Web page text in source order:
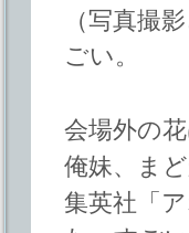
（写真撮
ごい。
会場外の
俺妹、ま
集英社「